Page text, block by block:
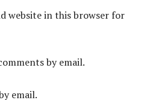
website in this browser for
by email.
email.